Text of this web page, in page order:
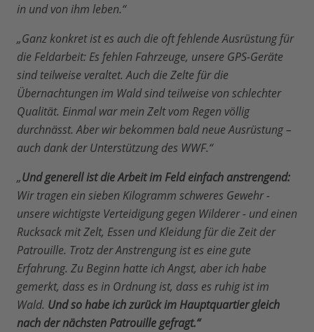
in und von ihm leben.“
„Ganz konkret ist es auch die oft fehlende Ausrüstung für
die Feldarbeit: Es fehlen Fahrzeuge, unsere GPS-Geräte
sind teilweise veraltet. Auch die Zelte für die
Übernachtungen im Wald sind teilweise von schlechter
Qualität. Einmal war mein Zelt vom Regen völlig
durchnässt. Aber wir bekommen bald neue Ausrüstung –
auch dank der Unterstützung des WWF.“
„Und generell ist die Arbeit im Feld einfach anstrengend:
Wir tragen ein sieben Kilogramm schweres Gewehr -
unsere wichtigste Verteidigung gegen Wilderer - und einen
Rucksack mit Zelt, Essen und Kleidung für die Zeit der
Patrouille. Trotz der Anstrengung ist es eine gute
Erfahrung. Zu Beginn hatte ich Angst, aber ich habe
gemerkt, dass es in Ordnung ist, dass es ruhig ist im
Wald. Und so habe ich zurück im Hauptquartier gleich
nach der nächsten Patrouille gefragt.“